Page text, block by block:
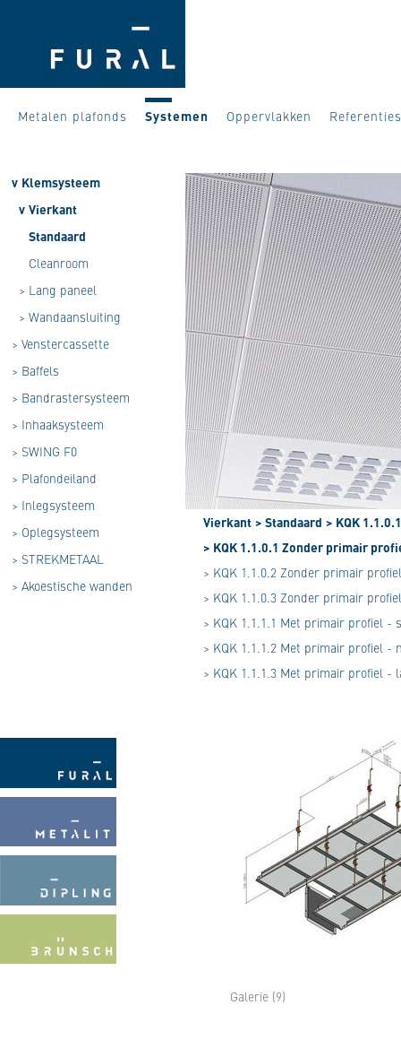
Metalen plafonds Systemen Oppervlakken Referenties
v Klemsysteem
v Vierkant
Standaard
Cleanroom
> Lang paneel
> Wandaansluiting
> Venstercassette
> Baffels
> Bandrastersysteem
> Inhaaksysteem
> SWING F0
> Plafondeiland
> Inlegsysteem
> Oplegsysteem
> STREKMETAAL
> Akoestische wanden
Vierkant > Standaard > KQK
> KQK 1.1.0.1 Zonder primair
> KQK 1.1.0.2 Zonder primair
> KQK 1.1.0.3 Zonder primair
> KQK 1.1.1.1 Met primair profiel -
> KQK 1.1.1.2 Met primair profiel -
> KQK 1.1.1.3 Met primair profiel -
Galerie (9)